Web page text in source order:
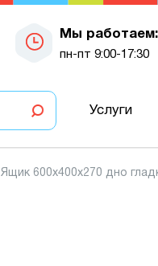
Мы работаем:
пн-пт 9:00-17:30
Услуги
Ящик 600х400х270 дно